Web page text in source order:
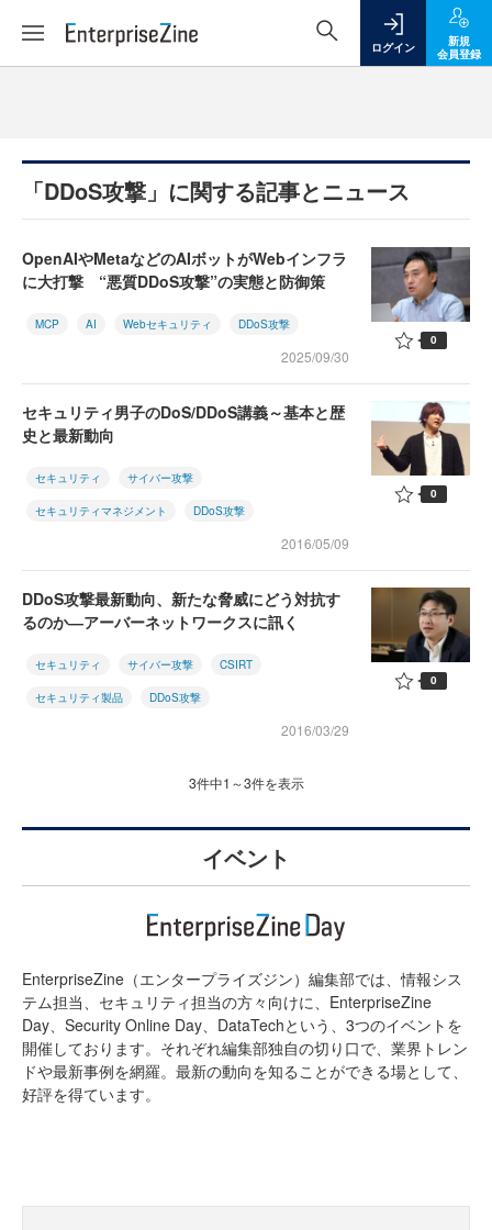
ログイン
新規
会員登録
「DDoS攻撃」に関する記事とニュース
OpenAIやMetaなどのAIボットがWebインフラ
に大打撃 “悪質DDoS攻撃”の実態と防御策
MCP AI Webセキュリティ DDoS攻撃
2025/09/30
0
セキュリティ男子のDoS/DDoS講義～基本と歴
史と最新動向
セキュリティ サイバー攻撃
セキュリティマネジメント DDoS攻撃
2016/05/09
0
DDoS攻撃最新動向、新たな脅威にどう対抗す
るのか―アーバーネットワークスに訊く
セキュリティ サイバー攻撃 CSIRT
セキュリティ製品 DDoS攻撃
2016/03/29
0
3件中1～3件を表示
イベント
EnterpriseZine（エンタープライズジン）編集部では、情報シス
テム担当、セキュリティ担当の方々向けに、EnterpriseZine
Day、Security Online Day、DataTechという、3つのイベントを
開催しております。それぞれ編集部独自の切り口で、業界トレン
ドや最新事例を網羅。最新の動向を知ることができる場として、
好評を得ています。